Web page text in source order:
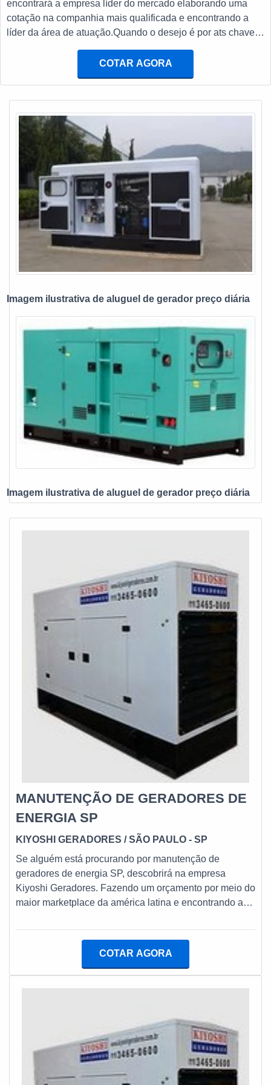
transferência automática ats e baterias estacionárias com
ótima qualidade e proteção.Se diferenciando dentro de seu
atendimento cuidadoso e que busca a satisfação do cliente.
tem feito a diferença no mercado por toda seriedade e
qualidade o que garante a melhor experiência para
parceiros novos e antigos....
encontrará a empresa líder do mercado elaborando uma
cotação na companhia mais qualificada e encontrando a
líder da área de atuação.Quando o desejo é por ats chave
de transferência, com os profissionais da E. C. A.
Equipamentos Eletrônicos o cliente receberá assertividade
com pagamento acessível.UM POUCO MAIS SOBRE ATS
com escritório de alta qualidade onde são realizadas as
atividades e estrutura suficiente para atender todas as
demandas, tudo isso para garantir que se tenha ats chave
de transferência com proteção.Há muitas maneiras
eficientes de uma empresa demonstrar competência,
excelência e destaque em sua área de atuação. A E. C. A.
Equipamentos Eletrônicos se mostra referência por ter:
Soluções para sistemas críticos de energia; Atendimentos a
indústrias e comércios de diversos ramos; Matéria-prima de
excelente qualidade; Profissionais com vasta experiência
lucratividade, deve oferecer produtos e serviços que tenham
primordiais que são deixados de lado por muitas empresas
que não focam na fidelização do cliente.Esses e outros
motivos são a razão pela qual a E. C. A. Equipamentos
Eletrônicos é uma empresa altamente qualificada quando
exploramos o segmento de vendas e assistência técnica de
no-break, estabilizadores, grupo gerador e instalações
elétricas. A empresa objetiva garantir a tecnologia e
desenvolvimento no que gera resultado e qualidade para os
clientes.A EMPRESA MAIS QUALIFICADA DO
SEGMENTONa E. C. A. Equipamentos Eletrônicos tem a
solução ideal para vendas e assistência técnica de no-
elétricas. São diversas opções disponibilizadas, como
necessidade de cada cliente. Também foram investidos
valores consideráveis em instalações de qualidade,
aumentando a eficiência da marca.A E. C. A. Equipamentos
Eletrônicos é uma empresa que tem despontado no
mercado pela seriedade e qualidade que garante uma
COTAR AGORA
Imagem ilustrativa de aluguel de gerador preço diária
Imagem ilustrativa de aluguel de gerador preço diária
MANUTENÇÃO DE GERADORES DE
ENERGIA SP
KIYOSHI GERADORES / SÃO PAULO - SP
Se alguém está procurando por manutenção de
geradores de energia SP, descobrirá na empresa
Kiyoshi Geradores. Fazendo um orçamento por meio do
maior marketplace da américa latina e encontrando a
lugar.sOBRE MANUTENÇÃO DE GERADORES DE
encontrar o site da Kiyoshi Geradores. É possível
encontrar transformadores isoladores e quadros com
fidelização do cliente.Ainda tratando-se de manutenção
de geradores de energia SP, sempre deve-se buscar
uma empresa que tenha produtos e serviços com ótima
qualidade e precisão, detalhes que passam
despercebidos e podem gerar prejuízo futuros para os
COTAR AGORA